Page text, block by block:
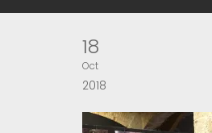
18
Oct
2018